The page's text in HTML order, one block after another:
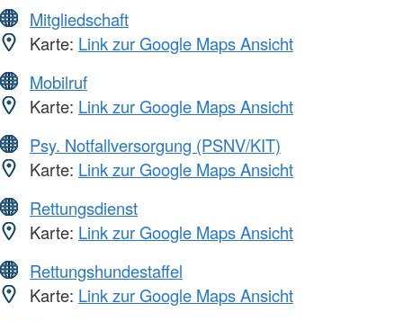
Mitgliedschaft
Karte: Link zur Google Maps Ansicht
Mobilruf
Karte: Link zur Google Maps Ansicht
Psy. Notfallversorgung (PSNV/KIT)
Karte: Link zur Google Maps Ansicht
Rettungsdienst
Karte: Link zur Google Maps Ansicht
Rettungshundestaffel
Karte: Link zur Google Maps Ansicht